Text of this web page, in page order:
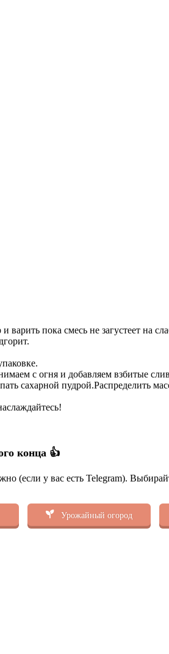
варить пока смесь не загустеет на
с огня и добавляем взбитые
сахарной пудрой.Распределить
конца 👍
(если у вас есть Telegram).
Урожайный огород